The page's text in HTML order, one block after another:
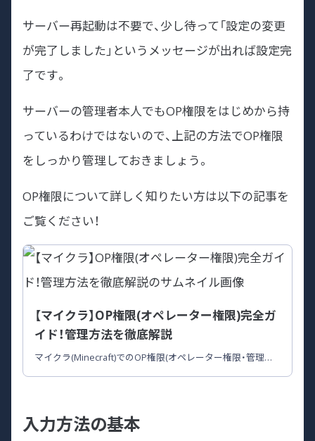
サーバー再起動は不要で、少し待って「設定の変更
が完了しました」というメッセージが出れば設定完
了です。
サーバーの管理者本人でもOP権限をはじめから持
っているわけではないので、上記の方法でOP権限
をしっかり管理しておきましょう。
OP権限について詳しく知りたい方は以下の記事を
ご覧ください！
【マイクラ】OP権限(オペレーター権限)完全ガ
イド！管理方法を徹底解説
マイクラ(Minecraft)でのOP権限(オペレーター権限・管理者
入力方法の基本